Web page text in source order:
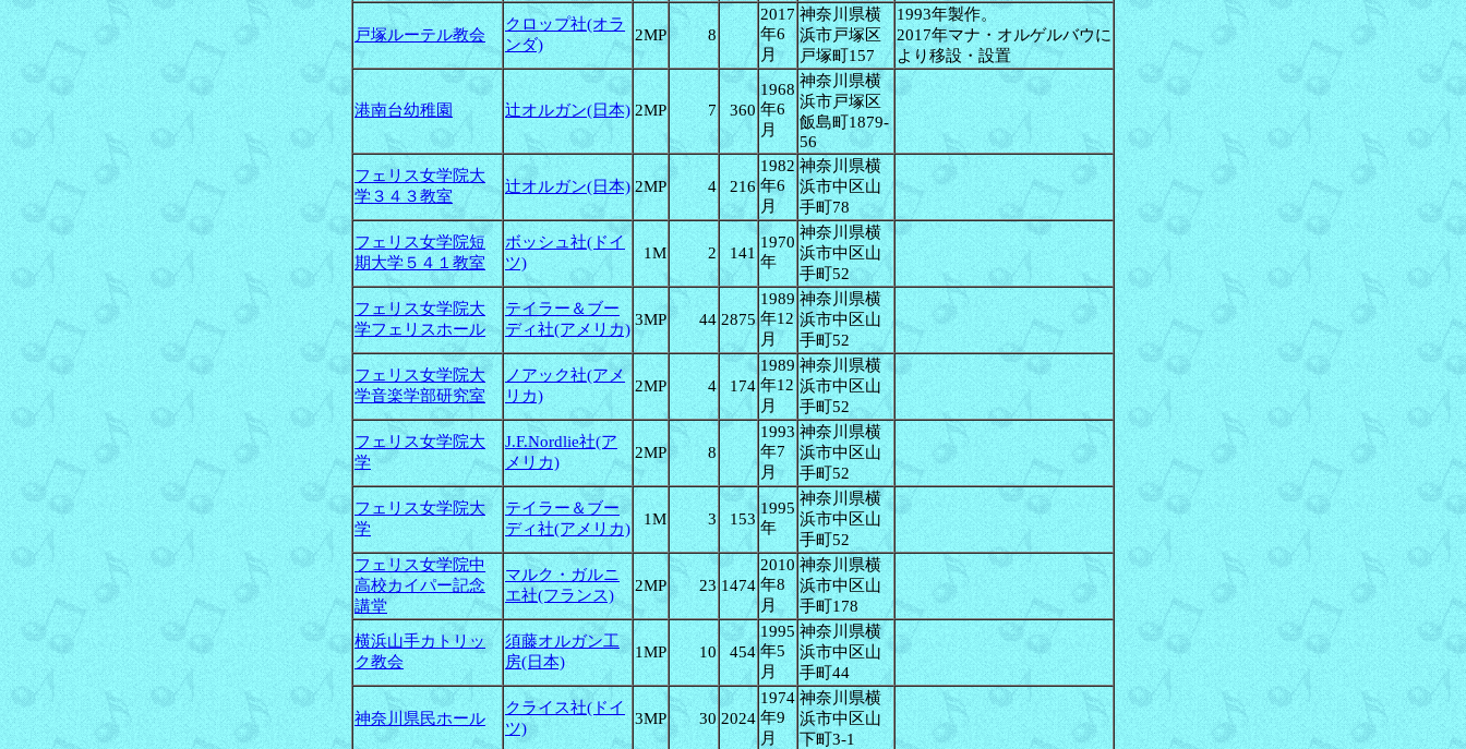
戸塚ルーテル教会
クロップ社(オラ
ンダ)
2MP 8
2017
年6
月
神奈川県横
浜市戸塚区
戸塚町157
1993年製作。
2017年マナ・オルゲルバウに
より移設・設置
港南台幼稚園 辻オルガン(日本) 2MP 7 360
1968
年6
月
神奈川県横
浜市戸塚区
飯島町1879-
56
フェリス女学院大
学３４３教室
辻オルガン(日本) 2MP 4 216
1982
年6
月
神奈川県横
浜市中区山
手町78
フェリス女学院短
期大学５４１教室
ボッシュ社(ドイ
ツ)
1M 2 141
1970
年
神奈川県横
浜市中区山
手町52
フェリス女学院大
学フェリスホール
テイラー＆ブー
ディ社(アメリカ)
3MP 44 2875
1989
年12
月
神奈川県横
浜市中区山
手町52
フェリス女学院大
学音楽学部研究室
ノアック社(アメ
リカ)
2MP 4 174
1989
年12
月
神奈川県横
浜市中区山
手町52
フェリス女学院大
学
J.F.Nordlie社(ア
メリカ)
2MP 8
1993
年7
月
神奈川県横
浜市中区山
手町52
フェリス女学院大
学
テイラー＆ブー
ディ社(アメリカ)
1M 3 153
1995
年
神奈川県横
浜市中区山
手町52
フェリス女学院中
高校カイパー記念
講堂
マルク・ガルニ
エ社(フランス)
2MP 23 1474
2010
年8
月
神奈川県横
浜市中区山
手町178
横浜山手カトリッ
ク教会
須藤オルガン工
房(日本)
1MP 10 454
1995
年5
月
神奈川県横
浜市中区山
手町44
神奈川県民ホール
クライス社(ドイ
ツ)
3MP 30 2024
1974
年9
月
神奈川県横
浜市中区山
下町3-1